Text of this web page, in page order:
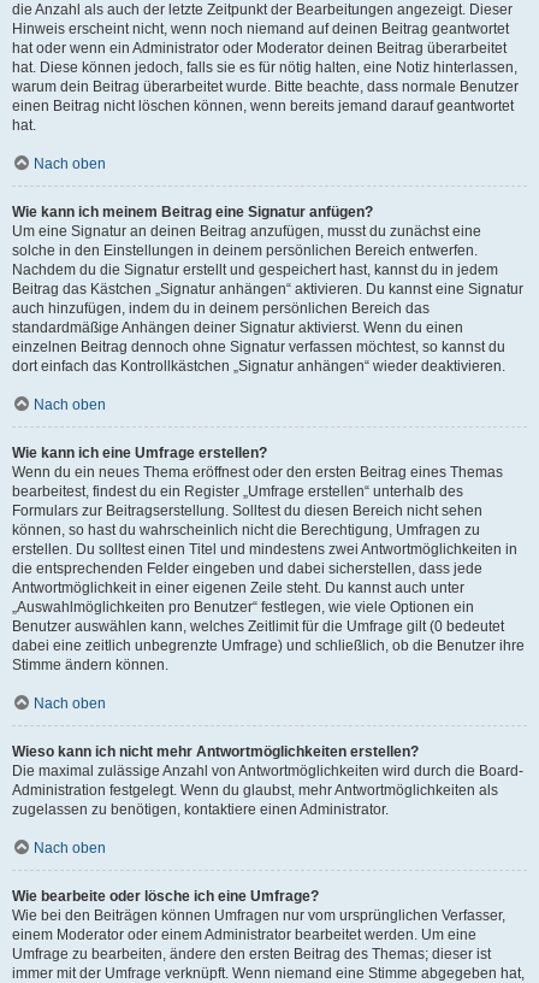
die Anzahl als auch der letzte Zeitpunkt der Bearbeitungen angezeigt. Dieser
Hinweis erscheint nicht, wenn noch niemand auf deinen Beitrag geantwortet
hat oder wenn ein Administrator oder Moderator deinen Beitrag überarbeitet
hat. Diese können jedoch, falls sie es für nötig halten, eine Notiz hinterlassen,
warum dein Beitrag überarbeitet wurde. Bitte beachte, dass normale Benutzer
einen Beitrag nicht löschen können, wenn bereits jemand darauf geantwortet
hat.
Nach oben
Wie kann ich meinem Beitrag eine Signatur anfügen?
Um eine Signatur an deinen Beitrag anzufügen, musst du zunächst eine
solche in den Einstellungen in deinem persönlichen Bereich entwerfen.
Nachdem du die Signatur erstellt und gespeichert hast, kannst du in jedem
Beitrag das Kästchen „Signatur anhängen“ aktivieren. Du kannst eine Signatur
auch hinzufügen, indem du in deinem persönlichen Bereich das
standardmäßige Anhängen deiner Signatur aktivierst. Wenn du einen
einzelnen Beitrag dennoch ohne Signatur verfassen möchtest, so kannst du
dort einfach das Kontrollkästchen „Signatur anhängen“ wieder deaktivieren.
Nach oben
Wie kann ich eine Umfrage erstellen?
Wenn du ein neues Thema eröffnest oder den ersten Beitrag eines Themas
bearbeitest, findest du ein Register „Umfrage erstellen“ unterhalb des
Formulars zur Beitragserstellung. Solltest du diesen Bereich nicht sehen
können, so hast du wahrscheinlich nicht die Berechtigung, Umfragen zu
erstellen. Du solltest einen Titel und mindestens zwei Antwortmöglichkeiten in
die entsprechenden Felder eingeben und dabei sicherstellen, dass jede
Antwortmöglichkeit in einer eigenen Zeile steht. Du kannst auch unter
„Auswahlmöglichkeiten pro Benutzer“ festlegen, wie viele Optionen ein
Benutzer auswählen kann, welches Zeitlimit für die Umfrage gilt (0 bedeutet
dabei eine zeitlich unbegrenzte Umfrage) und schließlich, ob die Benutzer ihre
Stimme ändern können.
Nach oben
Wieso kann ich nicht mehr Antwortmöglichkeiten erstellen?
Die maximal zulässige Anzahl von Antwortmöglichkeiten wird durch die Board-
Administration festgelegt. Wenn du glaubst, mehr Antwortmöglichkeiten als
zugelassen zu benötigen, kontaktiere einen Administrator.
Nach oben
Wie bearbeite oder lösche ich eine Umfrage?
Wie bei den Beiträgen können Umfragen nur vom ursprünglichen Verfasser,
einem Moderator oder einem Administrator bearbeitet werden. Um eine
Umfrage zu bearbeiten, ändere den ersten Beitrag des Themas; dieser ist
immer mit der Umfrage verknüpft. Wenn niemand eine Stimme abgegeben hat,